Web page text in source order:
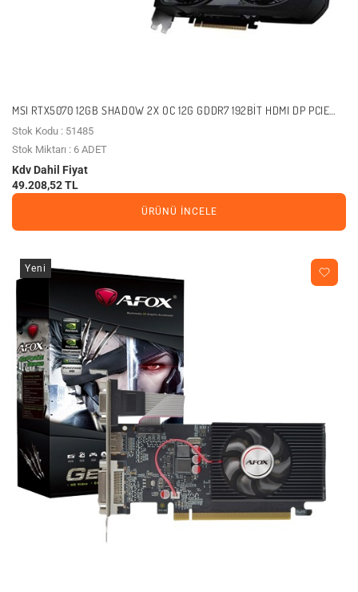
MSI RTX5070 12GB SHADOW 2X OC 12G GDDR7 192BIT HDMI DP PCIE
5.0
Stok Kodu : 51485
Stok Miktarı : 6 ADET
Kdv Dahil Fiyat
49.208,52 TL
ÜRÜNÜ İNCELE
Yeni